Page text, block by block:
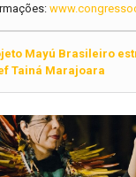
Mayú Brasileiro
Tainá Marajoara